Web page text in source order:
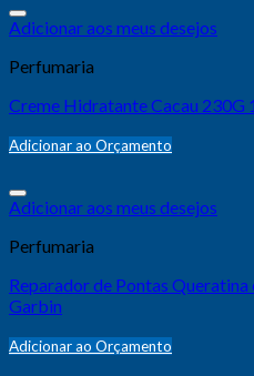
Adicionar aos meus desejos
Perfumaria
Creme Hidratante Cacau 230G
Adicionar ao Orçamento
Adicionar aos meus desejos
Perfumaria
Reparador de Pontas
Garbin
Adicionar ao Orçamento